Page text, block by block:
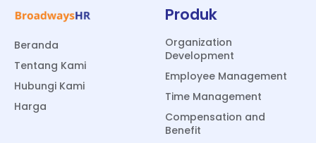
Beranda
Tentang Kami
Hubungi Kami
Harga
Produk
Organization
Development
Employee Management
Time Management
Compensation and
Benefit